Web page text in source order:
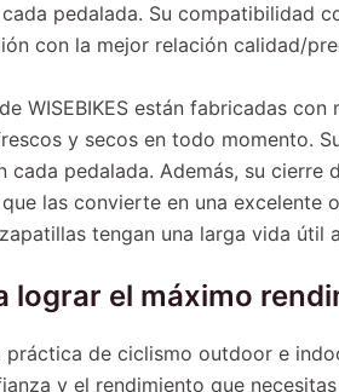
pedalada. Su compatibilidad
con la mejor relación calidad/
WISEBIKES están fabricadas
y secos en todo momento.
cada pedalada. Además, su
las convierte en una excelente
tengan una larga vida útil
lograr el máximo
práctica de ciclismo outdoor e
y el rendimiento que